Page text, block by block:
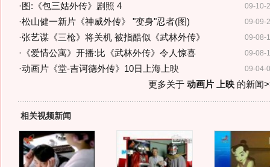
09-10-
· 图:《包三姑外传》剧照 4
09-09-
·松山健一新片《神威外传》 "变身"忍者(图)
09-08-
·张艺谋《三枪》将关机 被指酷似《武林外传》
09-08-
· 《爱情公寓》开播:比《武林外传》令人惊喜
09-04-
·动画片《堂-吉诃德外传》10日上海上映
更多关于 动画片 上映的新闻
相关视频新闻